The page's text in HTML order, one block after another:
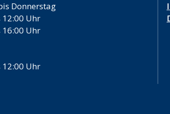
Donnerstag
Uhr
16:00 Uhr
Uhr